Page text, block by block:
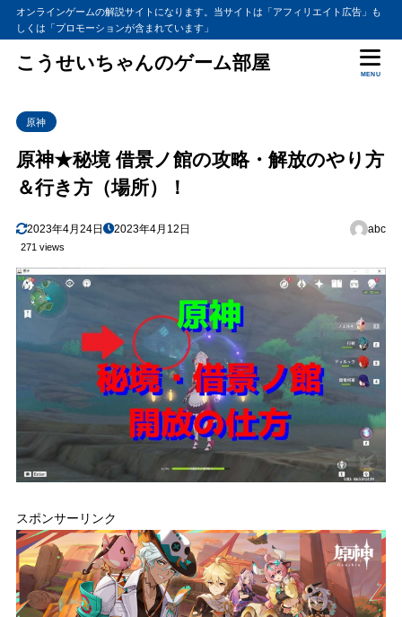
オンラインゲームの解説サイトになります。当サイトは「アフィリエイト広告」も
しくは「プロモーションが含まれています」
こうせいちゃんのゲーム部屋
MENU
原神
原神★秘境 借景ノ館の攻略・解放のやり方
＆行き方（場所）！
2023年4月24日 2023年4月12日 abc
271 views
スポンサーリンク